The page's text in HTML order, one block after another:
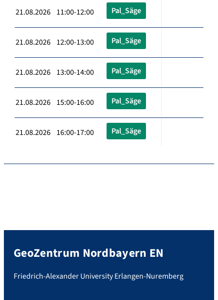
21.08.2026 11:00-12:00 Pal_Säge
21.08.2026 12:00-13:00 Pal_Säge
21.08.2026 13:00-14:00 Pal_Säge
21.08.2026 15:00-16:00 Pal_Säge
21.08.2026 16:00-17:00 Pal_Säge
GeoZentrum Nordbayern EN
Friedrich-Alexander University Erlangen-Nuremberg